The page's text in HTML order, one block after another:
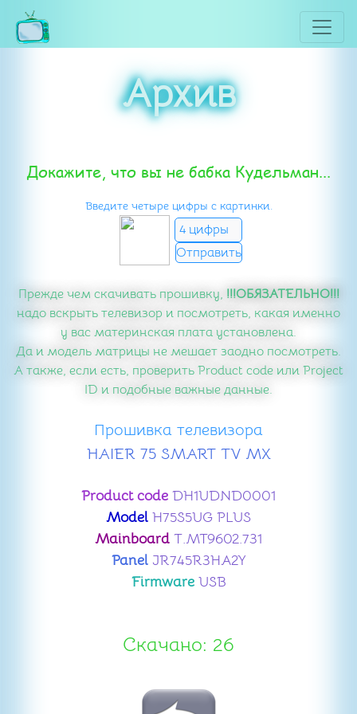
Архив
Докажите, что вы не бабка Кудельман...
Введите четыре цифры с картинки.
Прежде чем скачивать прошивку, !!!ОБЯЗАТЕЛЬНО!!!
надо вскрыть телевизор и посмотреть, какая именно
у вас материнская плата установлена.
Да и модель матрицы не мешает заодно посмотреть.
А также, если есть, проверить Product code или Project
ID и подобные важные данные.
Прошивка телевизора
HAIER 75 SMART TV MX
Product code DH1UDND0001
Model H75S5UG PLUS
Mainboard T.MT9602.731
PanelJR745R3HA2Y
FirmwareUSB
Скачано: 26